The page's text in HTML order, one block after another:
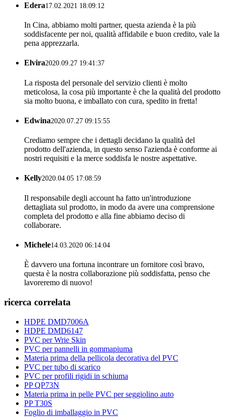
Edera17.02.2021 18:09:12
In Cina, abbiamo molti partner, questa azienda è la più
soddisfacente per noi, qualità affidabile e buon credito, vale la
pena apprezzarla.
Elvira2020.09.27 19:41:37
La risposta del personale del servizio clienti è molto
meticolosa, la cosa più importante è che la qualità del prodotto
sia molto buona, e imballato con cura, spedito in fretta!
Edwina2020.07.27 09:15:55
Crediamo sempre che i dettagli decidano la qualità del
prodotto dell'azienda, in questo senso l'azienda è conforme ai
nostri requisiti e la merce soddisfa le nostre aspettative.
Kelly2020.04.05 17:08:59
Il responsabile degli account ha fatto un'introduzione
dettagliata sul prodotto, in modo da avere una comprensione
completa del prodotto e alla fine abbiamo deciso di
collaborare.
Michele14.03.2020 06:14:04
È davvero una fortuna incontrare un fornitore così bravo,
questa è la nostra collaborazione più soddisfatta, penso che
lavoreremo di nuovo!
ricerca correlata
HDPE DMD7006A
HDPE DMD6147
PVC per Wrie Skin
PVC per pannelli in gommapiuma
Materia prima della pellicola decorativa del PVC
PVC per tubo di scarico
PVC per profili rigidi in schiuma
PP QP73N
Materia prima in pelle PVC per seggiolino auto
PP T30S
Foglio di imballaggio in PVC